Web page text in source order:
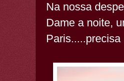
Na nossa
Dame a noite,